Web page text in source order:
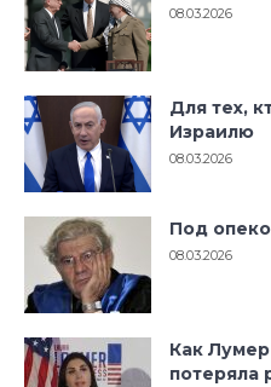
08.03.2026
Для тех,
Израилю
08.03.2026
Под
08.03.2026
Как
потеряла